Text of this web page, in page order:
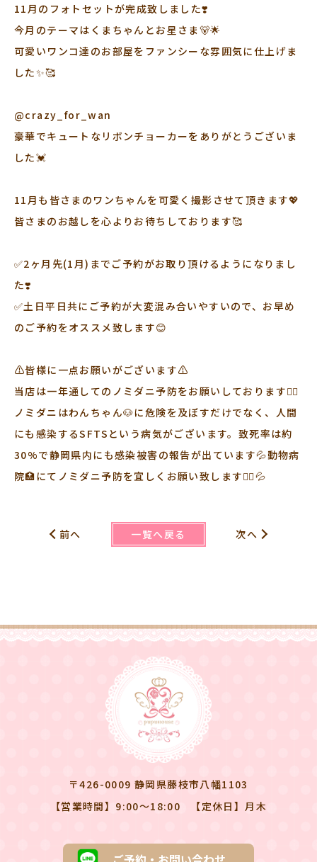
11月のフォトセットが完成致しました❣️
今月のテーマはくまちゃんとお星さま🐻🌟
可愛いワンコ達のお部屋をファンシーな雰囲気に仕上げま
した✨🥰
@crazy_for_wan
豪華でキュートなリボンチョーカーをありがとうございま
した💓
11月も皆さまのワンちゃんを可愛く撮影させて頂きます💖
皆さまのお越しを心よりお待ちしております🥰
✅2ヶ月先(1月)までご予約がお取り頂けるようになりまし
た❣️
✅土日平日共にご予約が大変混み合いやすいので、お早め
のご予約をオススメ致します😊
⚠️皆様に一点お願いがございます⚠️
当店は一年通してのノミダニ予防をお願いしております🙇‍♀️
ノミダニはわんちゃん🐶に危険を及ぼすだけでなく、人間
にも感染するSFTSという病気がございます。致死率は約
30%で静岡県内にも感染被害の報告が出ています💦動物病
院🏥にてノミダニ予防を宜しくお願い致します🙇‍♀️💦
前へ 次へ
一覧へ戻る
〒426-0009 静岡県藤枝市八幡1103
【営業時間】9:00～18:00
【定休日】月木